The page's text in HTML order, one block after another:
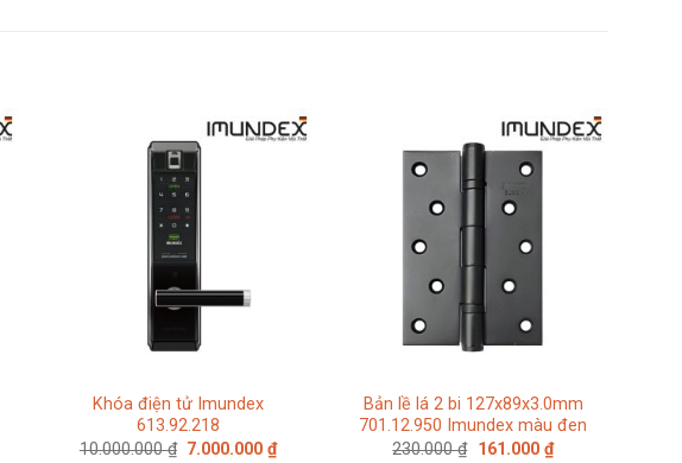
Khóa điện tử Imundex
613.92.218
10.000.000₫ Giá
7.000.000₫Giá
Bản lề lá 2 bi 127x89x3.0mm
701.12.950 Imundex màu đen
230.000₫ Giá
161.000 ₫Giá